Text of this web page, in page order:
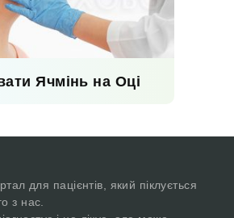
Ячмінь на Оці
для пацієнтів, який піклується
з нас.